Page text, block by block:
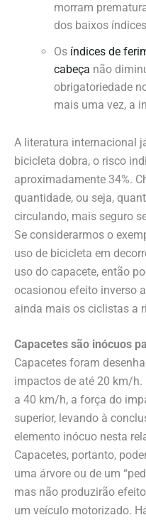
morram
dos baixos
Os índices de
cabeça não
obrigatoriedade
mais uma vez, a
A literatura internacional
bicicleta dobra, o risco
aproximadamente 34%.
quantidade, ou seja,
circulando, mais seguro
Se considerarmos o
uso de bicicleta em
uso do capacete, então
ocasionou efeito inverso
ainda mais os ciclistas a
Capacetes são inócuos
Capacetes foram
impactos de até 20 km/
a 40 km/h, a força do
superior, levando à
elemento inócuo nesta
Capacetes, portanto,
uma árvore ou de um
mas não produzirão
um veículo motorizado.